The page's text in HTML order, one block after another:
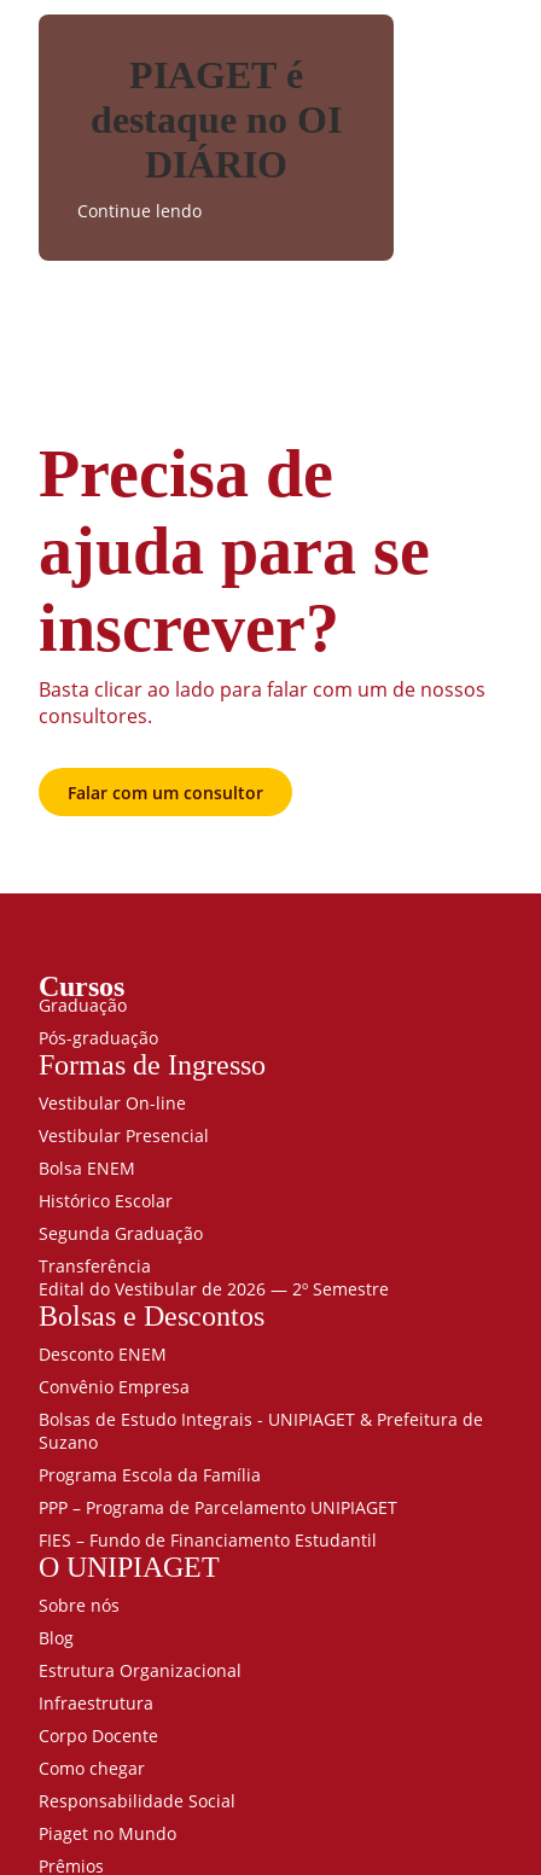
PIAGET é
destaque no OI
DIÁRIO
Continue lendo
Precisa de
ajuda para se
inscrever?
Basta clicar ao lado para falar com um de nossos
consultores.
Falar com um consultor
Cursos
Graduação
Pós-graduação
Formas de Ingresso
Vestibular On-line
Vestibular Presencial
Bolsa ENEM
Histórico Escolar
Segunda Graduação
Transferência
Edital do Vestibular de 2026 — 2º Semestre
Bolsas e Descontos
Desconto ENEM
Convênio Empresa
Bolsas de Estudo Integrais - UNIPIAGET & Prefeitura de
Suzano
Programa Escola da Família
PPP – Programa de Parcelamento UNIPIAGET
FIES – Fundo de Financiamento Estudantil
O UNIPIAGET
Sobre nós
Blog
Estrutura Organizacional
Infraestrutura
Corpo Docente
Como chegar
Responsabilidade Social
Piaget no Mundo
Prêmios